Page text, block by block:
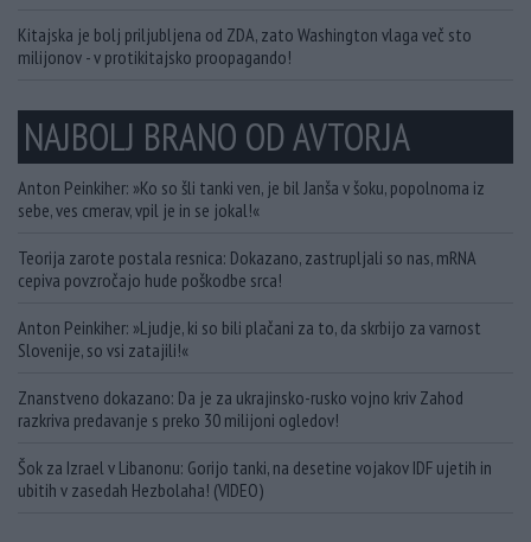
Kitajska je bolj priljubljena od ZDA, zato Washington vlaga več sto
milijonov - v protikitajsko proopagando!
NAJBOLJ BRANO OD AVTORJA
Anton Peinkiher: »Ko so šli tanki ven, je bil Janša v šoku, popolnoma iz
sebe, ves cmerav, vpil je in se jokal!«
Teorija zarote postala resnica: Dokazano, zastrupljali so nas, mRNA
cepiva povzročajo hude poškodbe srca!
Anton Peinkiher: »Ljudje, ki so bili plačani za to, da skrbijo za varnost
Slovenije, so vsi zatajili!«
Znanstveno dokazano: Da je za ukrajinsko-rusko vojno kriv Zahod
razkriva predavanje s preko 30 milijoni ogledov!
Šok za Izrael v Libanonu: Gorijo tanki, na desetine vojakov IDF ujetih in
ubitih v zasedah Hezbolaha! (VIDEO)